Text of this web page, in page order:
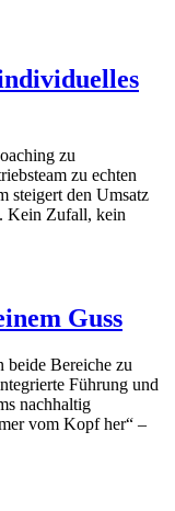
zu
zu echten
steigert den Umsatz
Kein Zufall, kein
Guss
beide Bereiche zu
Führung und
nachhaltig
vom Kopf her“ –